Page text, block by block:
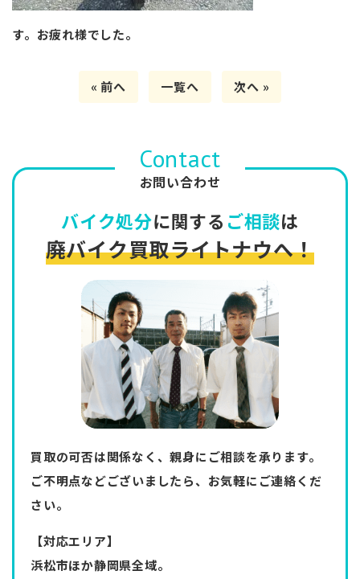
す。お疲れ様でした。
« 前へ 一覧へ 次へ »
Contact
お問い合わせ
バイク処分に関する ご相談は
廃バイク買取ライトナウへ！
買取の可否は関係なく、親身にご相談を承ります。
ご不明点などございましたら、お気軽にご連絡くだ
さい。
【対応エリア】
浜松市ほか静岡県全域。